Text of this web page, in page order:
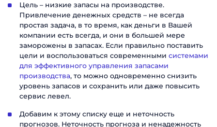
Цель – низкие запасы на производстве.
Привлечение денежных средств – не всегда
простая задача, в то время, как деньги в Вашей
компании есть всегда, и они в большей мере
заморожены в запасах. Если правильно поставить
цели и воспользоваться современными системами
для эффективного управления запасами
производства, то можно одновременно снизить
уровень запасов и сохранить или даже повысить
сервис левел.
Добавим к этому списку еще и неточность
прогнозов. Неточность прогноза и ненадежность